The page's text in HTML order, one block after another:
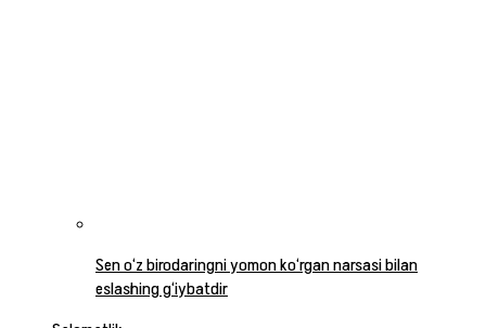
Sen o‘z birodaringni yomon ko‘rgan narsasi bilan
eslashing g‘iybatdir